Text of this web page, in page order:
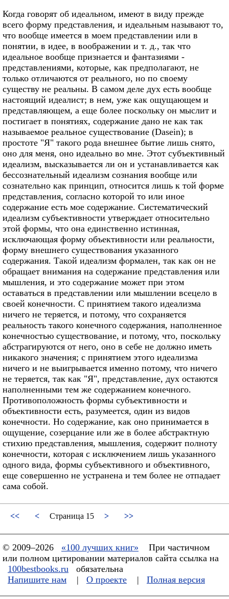
Когда говорят об идеальном, имеют в виду прежде
всего форму представления, и идеальным называют то,
что вообще имеется в моем представлении или в
понятии, в идее, в воображении и т. д., так что
идеальное вообще признается и фантазиями -
представлениями, которые, как предполагают, не
только отличаются от реального, но по своему
существу не реальны. В самом деле дух есть вообще
настоящий идеалист; в нем, уже как ощущающем и
представляющем, а еще более поскольку он мыслит и
постигает в понятиях, содержание дано не как так
называемое реальное существование (Dasein); в
простоте "Я" такого рода внешнее бытие лишь снято,
оно для меня, оно идеально во мне. Этот субъективный
идеализм, высказывается ли он и устанавливается как
бессознательный идеализм сознания вообще или
сознательно как принцип, относится лишь к той форме
представления, согласно которой то или иное
содержание есть мое содержание. Систематический
идеализм субъективности утверждает относительно
этой формы, что она единственно истинная,
исключающая форму объективности или реальности,
форму внешнего существования указанного
содержания. Такой идеализм формален, так как он не
обращает внимания на содержание представления или
мышления, и это содержание может при этом
оставаться в представлении или мышлении всецело в
своей конечности. С принятием такого идеализма
ничего не теряется, и потому, что сохраняется
реальность такого конечного содержания, наполненное
конечностью существование, и потому, что, поскольку
абстрагируются от него, оно в себе не должно иметь
никакого значения; с принятием этого идеализма
ничего и не выигрывается именно потому, что ничего
не теряется, так как "Я", представление, дух остаются
наполненными тем же содержанием конечного.
Противоположность формы субъективности и
объективности есть, разумеется, один из видов
конечности. Но содержание, как оно принимается в
ощущение, созерцание или же в более абстрактную
стихию представления, мышления, содержит полноту
конечности, которая с исключением лишь указанного
одного вида, формы субъективного и объективного,
еще совершенно не устранена и тем более не отпадает
сама собой.
<< < Страница 15 > >>
© 2009–2026 «100 лучших книг»
При частичном
или полном цитировании материалов сайта ссылка на
100bestbooks.ru
обязательна
Напишите нам
| О проекте | Полная версия